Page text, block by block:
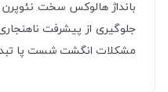
بانداژ هالوکس سخت
جلوگیری از پیشرفت
مشکلات انگشت شست پا